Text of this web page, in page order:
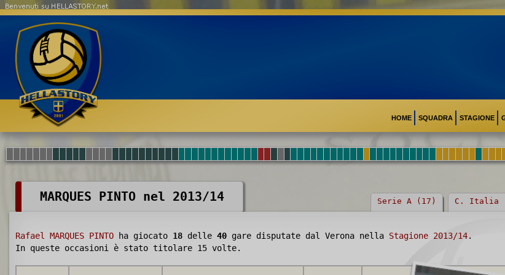
HOME SQUADRA STAGIONE
Benvenuti su HELLASTORY.net
MARQUES PINTO nel 2013/14 Serie A (17) C. Italia
Rafael MARQUES PINTO ha giocato 18 delle 40 gare disputate dal Verona nella Stagione 2013/14.
In queste occasioni è stato titolare 15 volte.